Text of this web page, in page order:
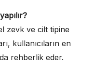
zevk ve cilt tipine
kullanıcıların en
rehberlik eder.